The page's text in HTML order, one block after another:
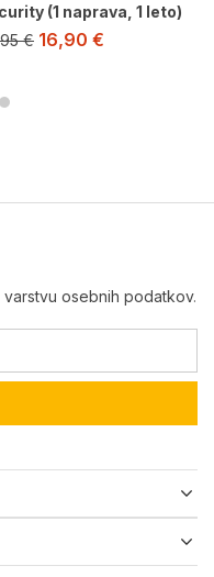
(1 naprava, 1 leto)
€ 16,90 €
varstvu osebnih podatkov.